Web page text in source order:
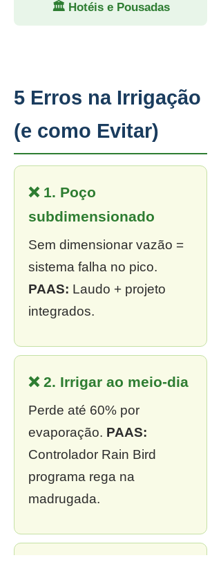
🏛 Hotéis e Pousadas
5 Erros na Irrigação
(e como Evitar)
❌ 1. Poço
subdimensionado
Sem dimensionar vazão =
sistema falha no pico.
PAAS: Laudo + projeto
integrados.
❌ 2. Irrigar ao meio-dia
Perde até 60% por
evaporação. PAAS:
Controlador Rain Bird
programa rega na
madrugada.